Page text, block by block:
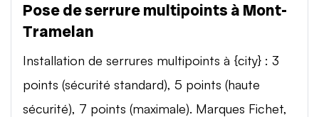
Pose de serrure multipoints à Mont-
Tramelan
Installation de serrures multipoints à {city} : 3
points (sécurité standard), 5 points (haute
sécurité), 7 points (maximale). Marques Fichet,